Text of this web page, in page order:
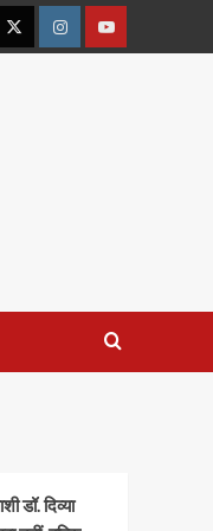
TwitterInstagramYoutube
डॉ. दिव्या